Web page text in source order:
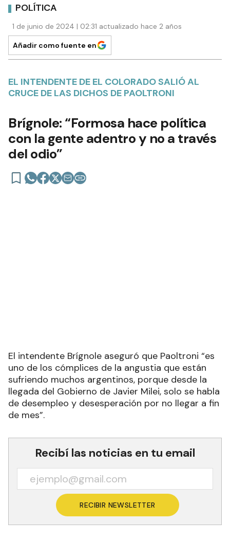
POLÍTICA
1 de junio de 2024 | 02:31 actualizado hace 2 años
Añadir como fuente en
EL INTENDENTE DE EL COLORADO SALIÓ AL
CRUCE DE LAS DICHOS DE PAOLTRONI
Brígnole: “Formosa hace política
con la gente adentro y no a través
del odio”
El intendente Brígnole aseguró que Paoltroni “es
uno de los cómplices de la angustia que están
sufriendo muchos argentinos, porque desde la
llegada del Gobierno de Javier Milei, solo se habla
de desempleo y desesperación por no llegar a fin
de mes”.
Recibí las noticias en tu email
RECIBIR NEWSLETTER